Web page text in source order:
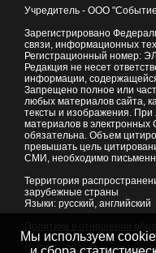
Учредитель - ООО
Зарегистрировано
связи, информационных
Регистрационный номер:
Редакция не несет
информации,
Запрещено полное или
любых материалов сайта,
тексты и изображения.
материалов в
обязательна. Объем
превышать цель
СМИ, необходимо
Территория
зарубежные страны
Языки: русский, английский
© 2007 - 2026Портал Читы
Мы используем